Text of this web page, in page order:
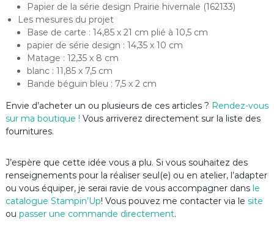
Papier de la série design Prairie hivernale (162133)
Les mesures du projet
Base de carte : 14,85 x 21 cm plié à 10,5 cm
papier de série design : 14,35 x 10 cm
Matage : 12,35 x 8 cm
blanc : 11,85 x 7,5 cm
Bande béguin bleu : 7,5 x 2 cm
Envie d’acheter un ou plusieurs de ces articles ? Rendez-vous
sur ma boutique ! Vous arriverez directement sur la liste des
fournitures.
J’espère que cette idée vous a plu. Si vous souhaitez des
renseignements pour la réaliser seul(e) ou en atelier, l’adapter
ou vous équiper, je serai ravie de vous accompagner dans le
catalogue Stampin’Up! Vous pouvez me contacter via le site
ou passer une commande directement.